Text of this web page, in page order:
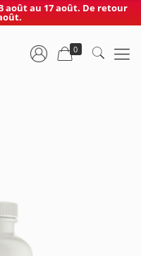
août au 17 août. De retour
0